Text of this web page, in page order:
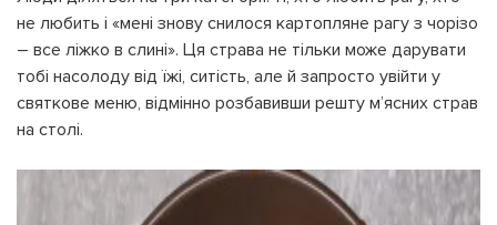
не любить і «мені знову снилося картопляне рагу з чорізо
– все ліжко в слині». Ця страва не тільки може дарувати
тобі насолоду від їжі, ситість, але й запросто увійти у
святкове меню, відмінно розбавивши решту м’ясних страв
на столі.